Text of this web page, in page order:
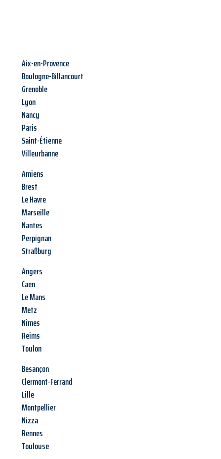
Aix-en-Provence
Boulogne-Billancourt
Grenoble
Lyon
Nancy
Paris
Saint-Étienne
Villeurbanne
Amiens
Brest
Le Havre
Marseille
Nantes
Perpignan
Straßburg
Angers
Caen
Le Mans
Metz
Nîmes
Reims
Toulon
Besançon
Clermont-Ferrand
Lille
Montpellier
Nizza
Rennes
Toulouse